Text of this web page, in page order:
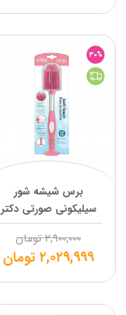
30%
برس شیشه شور
سیلیکونی صورتی دکتر
براون
۲,۹۰۰,۰۰۰ تومان
۲,۰۲۹,۹۹۹تومان